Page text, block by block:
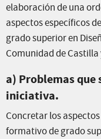
elaboración de una
aspectos específicos
grado superior en
Comunidad de Castilla
a) Problemas que
iniciativa.
Concretar los
formativo de grado